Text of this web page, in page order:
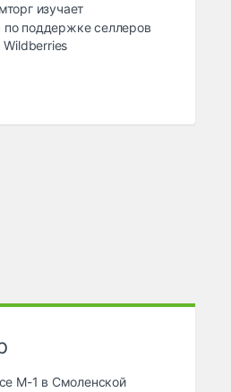
изучает
поддержке селлеров
Wildberries
М-1 в Смоленской